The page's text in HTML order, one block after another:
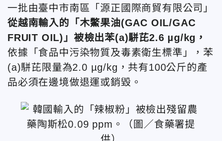
一批由臺中市南區「源正國際商貿有限公司」
從越南輸入的「木鱉果油(GAC OIL/GAC
FRUIT OIL)」被檢出苯(a)駢芘2.6 µg/kg，
依據「食品中污染物質及毒素衛生標準」，苯
(a)駢芘限量為2.0 µg/kg，共有100公斤的產
品必須在邊境做退運或銷毀。